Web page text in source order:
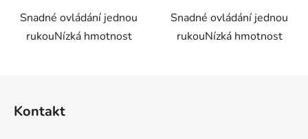
Snadné ovládání jednou
rukouNízká hmotnost
Snadné ovládání jednou
rukouNízká hmotnost
Kontakt